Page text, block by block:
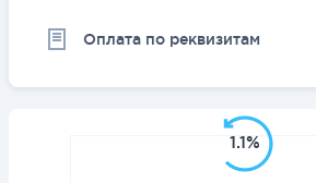
Оплата по реквизитам
1.1%